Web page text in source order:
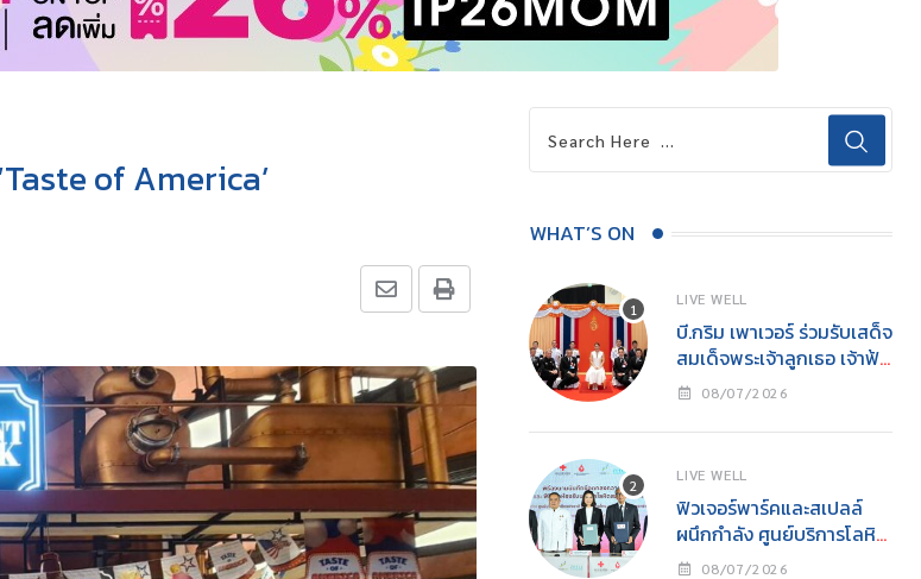
of America’
WHAT’S ON
LIVE WELL
บี.กริม เพาเวอร์ ร่วมรับเสด็จ
สมเด็จพระเจ้าลูกเธอ เจ้าฟ้า
สิริวัณณวรี นารีรัตนราช
รักษ์ทะเล SEA THE
อนุรักษ์ทะเลแห่งปีเพื่อการ
อนุรักษ์ทรัพยากรทางทะเล
อย่างยั่งยืน
08/07/2026
LIVE WELL
ฟิวเจอร์พาร์คและสเปลล์
ผนึกกำลัง ศูนย์บริการโลหิต
แห่งชาติ สภากาชาดไทย
08/07/2026